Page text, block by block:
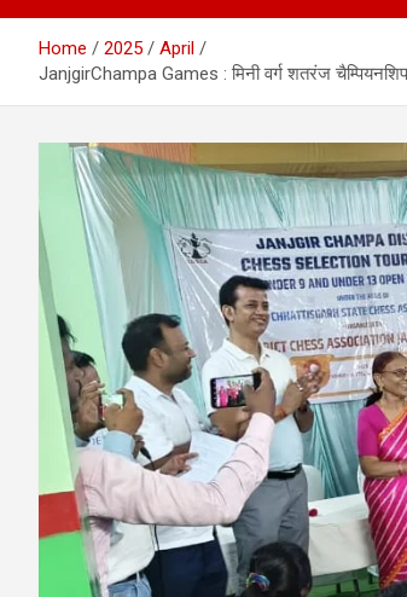
Home 2025
April
JanjgirChampa Games : मिनी वर्ग शतरंज